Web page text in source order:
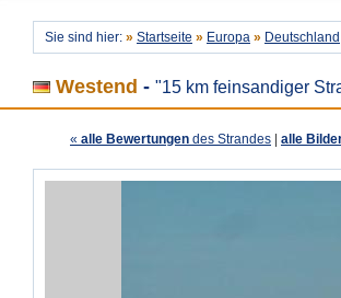
Sie sind hier: » Startseite » Europa » Deutschland
Westend - "15 km feinsandiger
« alle Bewertungen des Strandes alle